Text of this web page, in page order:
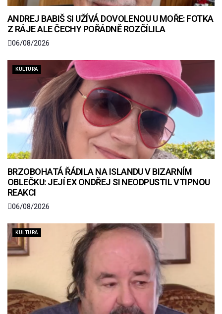
ANDREJ BABIŠ SI UŽÍVÁ DOVOLENOU U MOŘE: FOTKA
Z RÁJE ALE ČECHY POŘÁDNĚ ROZČÍLILA
06/08/2026
KULTURA
BRZOBOHATÁ ŘÁDILA NA ISLANDU V BIZARNÍM
OBLEČKU: JEJÍ EX ONDŘEJ SI NEODPUSTIL VTIPNOU
REAKCI
06/08/2026
KULTURA